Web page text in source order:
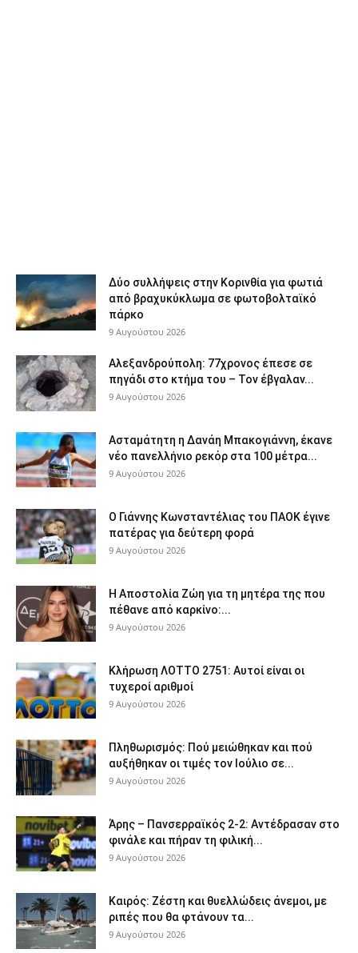
Δύο συλλήψεις στην Κορινθία για φωτιά
από βραχυκύκλωμα σε φωτοβολταϊκό
πάρκο
9 Αυγούστου 2026
Αλεξανδρούπολη: 77χρονος έπεσε σε
πηγάδι στο κτήμα του – Τον έβγαλαν...
9 Αυγούστου 2026
Ασταμάτητη η Δανάη Μπακογιάννη, έκανε
νέο πανελλήνιο ρεκόρ στα 100 μέτρα...
9 Αυγούστου 2026
Ο Γιάννης Κωνσταντέλιας του ΠΑΟΚ έγινε
πατέρας για δεύτερη φορά
9 Αυγούστου 2026
Η Αποστολία Ζώη για τη μητέρα της που
πέθανε από καρκίνο:...
9 Αυγούστου 2026
Κλήρωση ΛΟΤΤΟ 2751: Αυτοί είναι οι
τυχεροί αριθμοί
9 Αυγούστου 2026
Πληθωρισμός: Πού μειώθηκαν και πού
αυξήθηκαν οι τιμές τον Ιούλιο σε...
9 Αυγούστου 2026
Άρης – Πανσερραϊκός 2-2: Αντέδρασαν στο
φινάλε και πήραν τη φιλική...
9 Αυγούστου 2026
Καιρός: Ζέστη και θυελλώδεις άνεμοι, με
ριπές που θα φτάνουν τα...
9 Αυγούστου 2026